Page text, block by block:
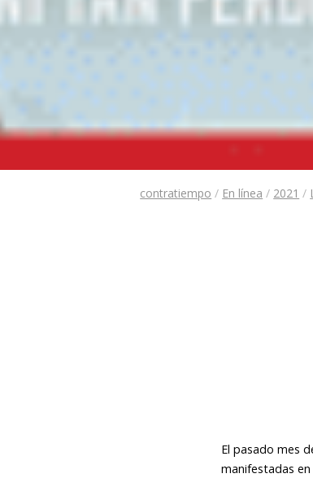
contratiempo / En línea / 2021 /
El pasado mes
manifestadas